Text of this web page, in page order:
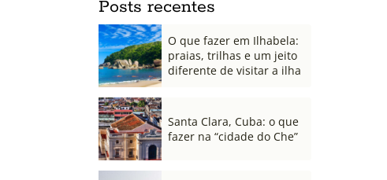
Posts recentes
O que fazer em Ilhabela:
praias, trilhas e um jeito
diferente de visitar a ilha
Santa Clara, Cuba: o que
fazer na “cidade do Che”